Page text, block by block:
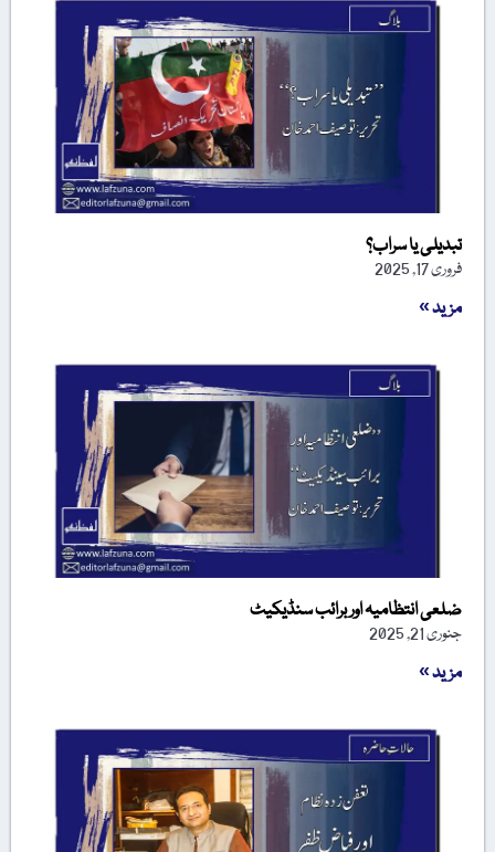
تبدیلی یا سراب؟
فروری 17, 2025
مزید »
ضلعی انتظامیہ اور برائب سنڈیکیٹ
جنوری 21, 2025
مزید »